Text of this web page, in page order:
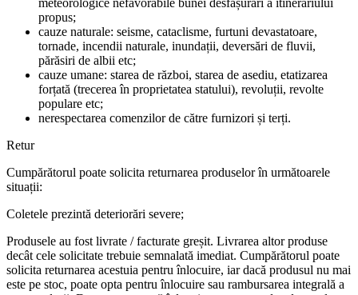
propus;
cauze naturale: seisme, cataclisme, furtuni devastatoare,
tornade, incendii naturale, inundații, deversări de fluvii,
părăsiri de albii etc;
cauze umane: starea de război, starea de asediu, etatizarea
forțată (trecerea în proprietatea statului), revoluții, revolte
populare etc;
nerespectarea comenzilor de către furnizori și terți.
Retur
Cumpărătorul poate solicita returnarea produselor în următoarele
situații:
Coletele prezintă deteriorări severe;
Produsele au fost livrate / facturate greșit. Livrarea altor produse
decât cele solicitate trebuie semnalată imediat. Cumpărătorul poate
solicita returnarea acestuia pentru înlocuire, iar dacă produsul nu mai
este pe stoc, poate opta pentru înlocuire sau rambursarea integrală a